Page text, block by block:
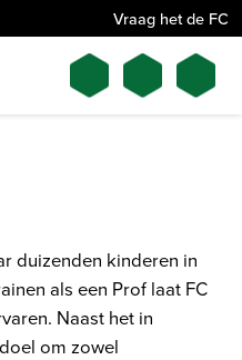
Vraag het de FC
duizenden kinderen in
als een Prof laat FC
Naast het in
om zowel